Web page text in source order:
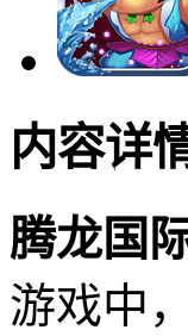
内容详
腾龙国
游戏中